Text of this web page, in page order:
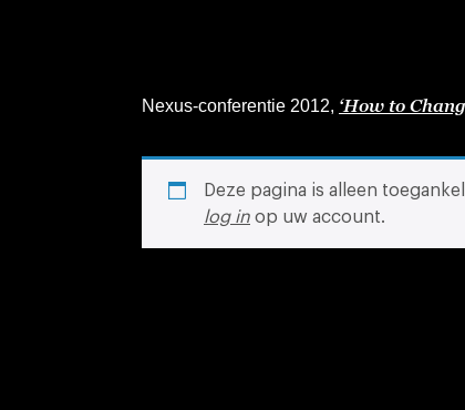
Nexus-conferentie 2012, ‘How to
Deze pagina is alleen
log in op uw account.